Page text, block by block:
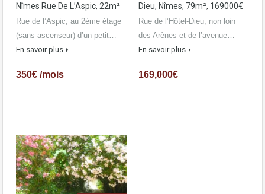
Nîmes Rue De L’Aspic, 22m²
Rue de l’Aspic, au 2ème étage
(sans ascenseur) d’un petit…
En savoir plus
350€ /mois
Dieu, Nîmes, 79m², 169000€
Rue de l’Hôtel-Dieu, non loin
des Arènes et de l’avenue…
En savoir plus
169,000€